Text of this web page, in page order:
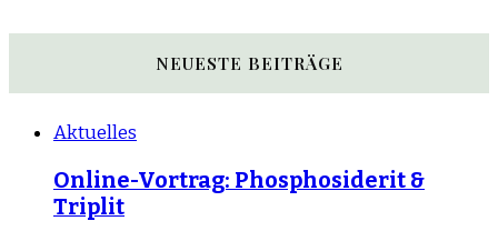
NEUESTE BEITRÄGE
Aktuelles
Online-Vortrag: Phosphosiderit &
Triplit